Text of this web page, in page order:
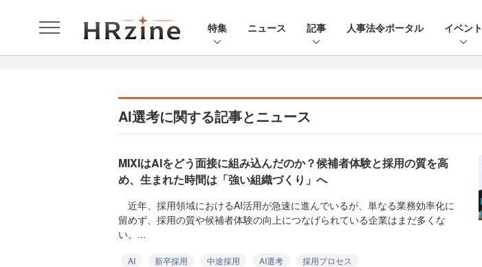
特集 ニュース 記事 人事法令ポータル イベント
AI選考に関する記事とニュース
MIXIはAIをどう面接に組み込んだのか？候補者体験と採用の質を高
め、生まれた時間は「強い組織づくり」へ
近年、採用領域におけるAI活用が急速に進んでいるが、単なる業務効率化に
留めず、採用の質や候補者体験の向上につなげられている企業はまだ多くな
い。...
AI 新卒採用 中途採用 AI選考
採用プロセス